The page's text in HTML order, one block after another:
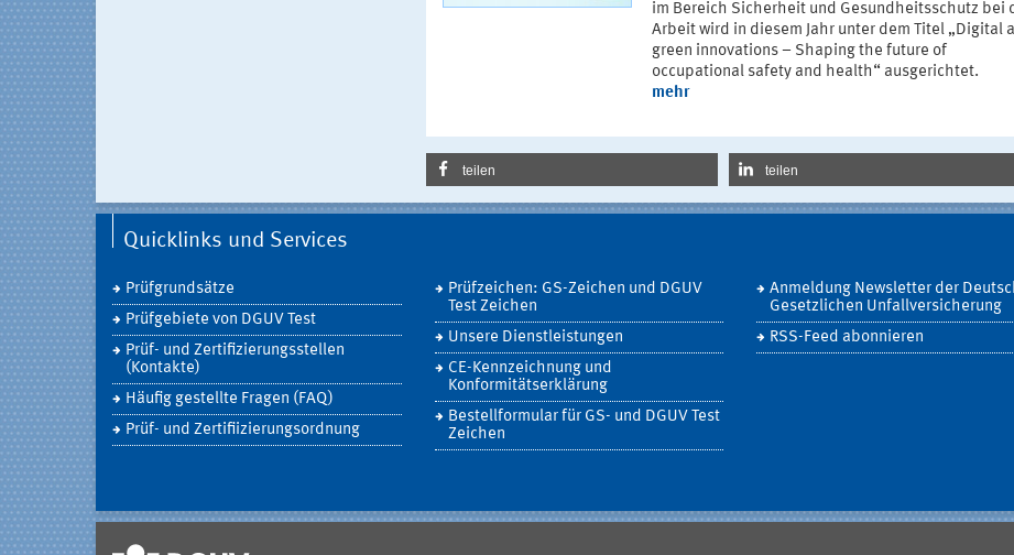
im Bereich Sicherheit und Gesundheitsschutz bei
Arbeit wird in diesem Jahr unter dem Titel „Digital
green innovations – Shaping the future of
occupational safety and health“ ausgerichtet.
mehr
teilen teilen
Quicklinks und Services
Prüfgrundsätze
Prüfgebiete von DGUV Test
Prüf- und Zertifizierungsstellen
(Kontakte)
Häufig gestellte Fragen (FAQ)
Prüf- und Zertifiizierungsordnung
Prüfzeichen: GS-Zeichen und DGUV
Test Zeichen
Unsere Dienstleistungen
CE-Kennzeichnung und
Konformitätserklärung
Bestellformular für GS- und DGUV Test
Zeichen
Anmeldung Newsletter der
Gesetzlichen Unfallversicherung
RSS-Feed abonnieren